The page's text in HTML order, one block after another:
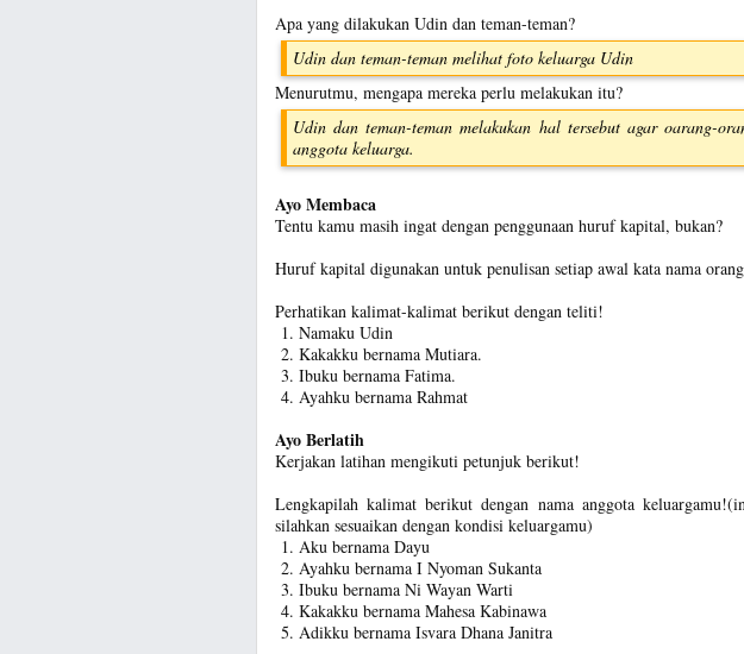
Apa yang dilakukan Udin dan teman-teman?
Udin dan teman-teman melihat foto keluarga Udin
Menurutmu, mengapa mereka perlu melakukan itu?
Udin dan teman-teman melakukan hal tersebut agar oarang-
anggota keluarga.
Ayo Membaca
Tentu kamu masih ingat dengan penggunaan huruf kapital, bukan?
Huruf kapital digunakan untuk penulisan setiap awal kata nama
Perhatikan kalimat-kalimat berikut dengan teliti!
Namaku Udin
Kakakku bernama Mutiara.
Ibuku bernama Fatima.
Ayahku bernama Rahmat
Ayo Berlatih
Kerjakan latihan mengikuti petunjuk berikut!
Lengkapilah kalimat berikut dengan nama anggota
silahkan sesuaikan dengan kondisi keluargamu)
Aku bernama Dayu
Ayahku bernama I Nyoman Sukanta
Ibuku bernama Ni Wayan Warti
Kakakku bernama Mahesa Kabinawa
Adikku bernama Isvara Dhana Janitra